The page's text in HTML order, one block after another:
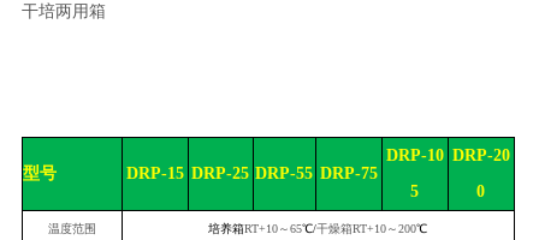
干培两用箱
型号 DRP-15 DRP-25 DRP-55 DRP-75
DRP-10
5
DRP-20
0
温度范围 培养箱RT+10～65℃/干燥箱RT+10～200℃